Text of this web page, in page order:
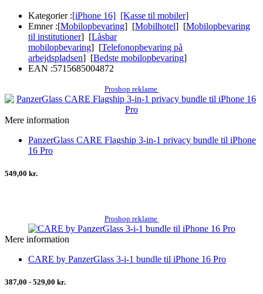
Kategorier :[iPhone 16] [Kasse til mobiler]
Emner :[Mobilopbevaring] [Mobilhotel] [Mobilopbevaring
til institutioner] [Låsbar
mobilopbevaring] [Telefonopbevaring på
arbejdspladsen] [Bedste mobilopbevaring]
EAN :5715685004872
Proshop reklame
Mere information
PanzerGlass CARE Flagship 3-in-1 privacy bundle til iPhone
16 Pro
549,00 kr.
Proshop reklame
Mere information
CARE by PanzerGlass 3-i-1 bundle til iPhone 16 Pro
387,00 - 529,00 kr.